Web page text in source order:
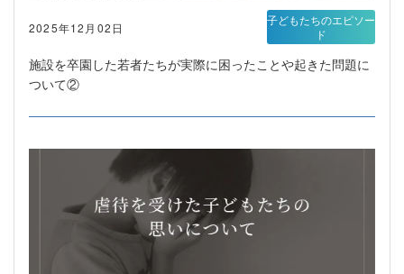
2025年12月02日
施設を卒園した若者たちが実際に困ったことや起きた問題に
ついて②
子どもたちのエピソー
ド